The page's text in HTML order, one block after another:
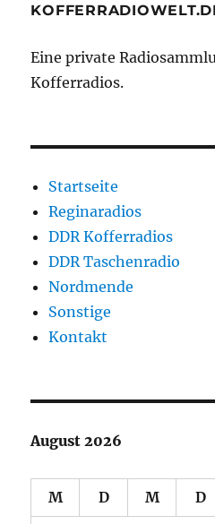
Eine private
Kofferradios.
Startseite
Reginaradios
DDR Kofferradios
DDR Taschenradio
Nordmende
Sonstige
Kontakt
August 2026
M D M D